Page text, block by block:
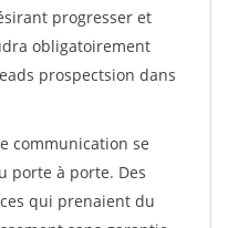
progresser et
obligatoirement
prospectsion dans
communication se
porte à porte. Des
qui prenaient du